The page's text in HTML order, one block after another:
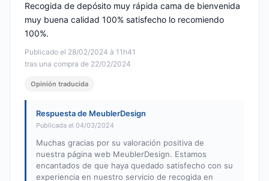
Publicado el 28/02/2024 à 11h41
tras una compra de 22/02/2024
Recogida de depósito muy rápida cama de bienvenida
muy buena calidad 100% satisfecho lo recomiendo
100%.
Opinión traducida
Respuesta de MeublerDesign
Publicada el 04/03/2024
Muchas gracias por su valoración positiva de
nuestra página web MeublerDesign. Estamos
encantados de que haya quedado satisfecho con su
experiencia en nuestro servicio de recogida en